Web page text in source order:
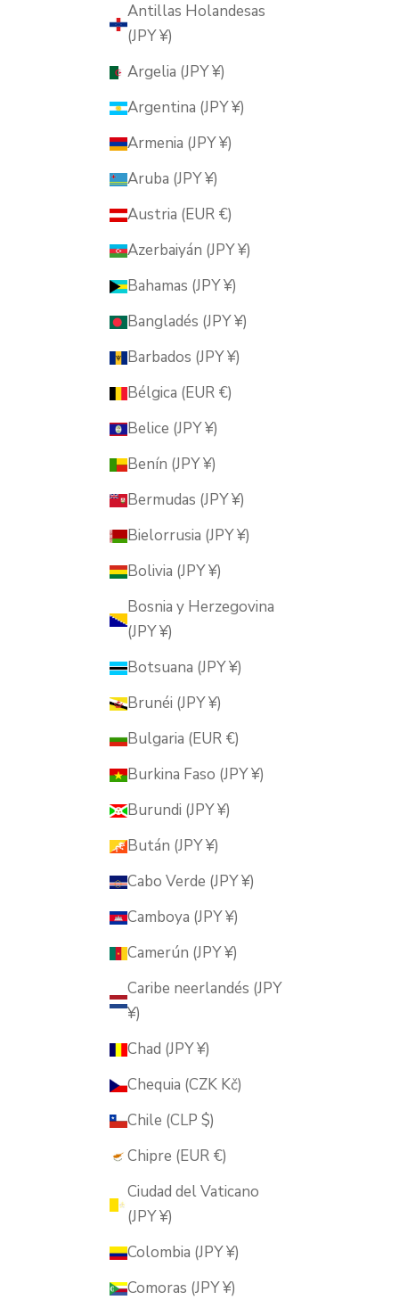
Antillas Holandesas
(JPY ¥)
Argelia (JPY ¥)
Argentina (JPY ¥)
Armenia (JPY ¥)
Aruba (JPY ¥)
Austria (EUR €)
Azerbaiyán (JPY ¥)
Bahamas (JPY ¥)
Bangladés (JPY ¥)
Barbados (JPY ¥)
Bélgica (EUR €)
Belice (JPY ¥)
Benín (JPY ¥)
Bermudas (JPY ¥)
Bielorrusia (JPY ¥)
Bolivia (JPY ¥)
Bosnia y Herzegovina
(JPY ¥)
Botsuana (JPY ¥)
Brunéi (JPY ¥)
Bulgaria (EUR €)
Burkina Faso (JPY ¥)
Burundi (JPY ¥)
Bután (JPY ¥)
Cabo Verde (JPY ¥)
Camboya (JPY ¥)
Camerún (JPY ¥)
Caribe neerlandés (JPY
¥)
Chad (JPY ¥)
Chequia (CZK Kč)
Chile (CLP $)
Chipre (EUR €)
Ciudad del Vaticano
(JPY ¥)
Colombia (JPY ¥)
Comoras (JPY ¥)